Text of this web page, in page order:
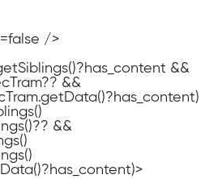
/>
&&
&&
&&